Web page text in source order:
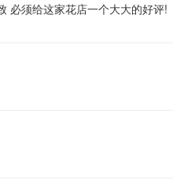
必须给这家花店一个大大的好评!